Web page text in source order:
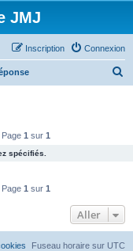
JMJ
Connexion
Inscription
e
1 sur 1
spécifiés.
1 sur 1
Aller
Fuseau horaire sur UTC